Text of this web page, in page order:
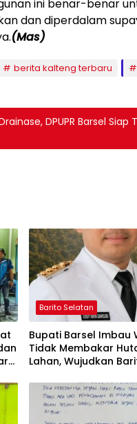
ini benar-benar
dan diperdalam
(Mas)
berita kalteng terbaru
DPUPR Barsel
Barito Selatan
Bupati Barsel Imbau
Tidak Membakar
Lahan, Wujudkan